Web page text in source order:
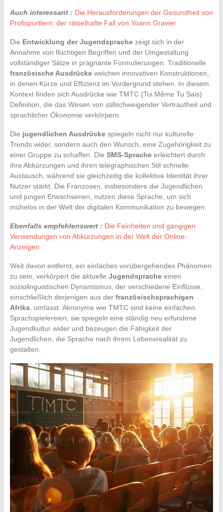
Auch interessant : Die Herausforderungen der Gesundheit von
Profisportlern: der rätselhafte Fall von Yoann Gravier
Die Entwicklung der Jugendsprachezeigt sich in der
Annahme von flüchtigen Begriffen und der Umgestaltung
vollständiger Sätze in prägnante Formulierungen. Traditionelle
französische Ausdrückeweichen innovativen Konstruktionen,
in denen Kürze und Effizienz im Vordergrund stehen. In diesem
Kontext finden sich Ausdrücke wie TMTC (Toi Même Tu Sais)
Definition, die das Wesen von stillschweigender Vertrautheit und
sprachlicher Ökonomie verkörpern.
Die jugendlichen Ausdrückespiegeln nicht nur kulturelle
Trends wider, sondern auch den Wunsch, eine Zugehörigkeit zu
einer Gruppe zu schaffen. Die SMS-Spracheerleichtert durch
ihre Abkürzungen und ihren telegraphischen Stil schnelle
Austausch, während sie gleichzeitig die kollektive Identität ihrer
Nutzer stärkt. Die Franzosen, insbesondere die Jugendlichen
und jungen Erwachsenen, nutzen diese Sprache, um sich
mühelos in der Welt der digitalen Kommunikation zu bewegen.
Ebenfalls empfehlenswert : Die Feinheiten und gängigen
Verwendungen von Abkürzungen in der Welt der Online-
Anzeigen
Weit davon entfernt, ein einfaches vorübergehendes Phänomen
zu sein, verkörpert die aktuelle Jugendspracheeinen
soziolinguistischen Dynamismus, der verschiedene Einflüsse,
einschließlich derjenigen aus der französischsprachigen
Afrika, umfasst. Akronyme wie TMTC sind keine einfachen
Sprachspielereien; sie spiegeln eine ständig neu erfundene
Jugendkultur wider und bezeugen die Fähigkeit der
Jugendlichen, die Sprache nach ihrem Lebensrealität zu
gestalten.